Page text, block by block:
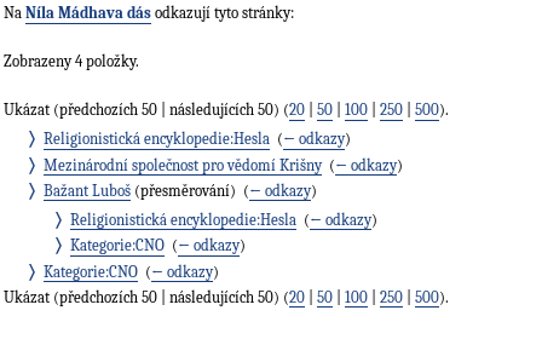
Na Níla Mádhava dás odkazují tyto stránky:
Zobrazeny 4 položky.
Ukázat (předchozích 50 | následujících 50) (20 50 100 250 500).
Religionistická encyklopedie:Hesla (← odkazy)
Mezinárodní společnost pro vědomí Krišny‎ (← odkazy)
Bažant Luboš (přesměrování) ‎ (← odkazy)
Religionistická encyklopedie:Hesla (← odkazy)
Kategorie:CNO‎ (← odkazy)
Kategorie:CNO (← odkazy)
Ukázat (předchozích 50 | následujících 50) (20 50 100 250 500).